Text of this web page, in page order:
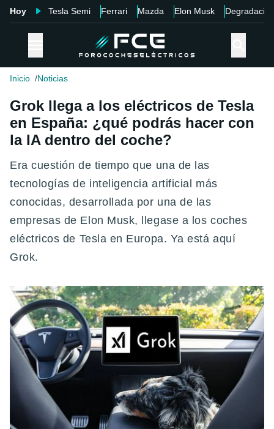
Hoy Tesla Semi Ferrari Mazda Elon Musk Degradación
Inicio Noticias
Grok llega a los eléctricos de Tesla
en España: ¿qué podrás hacer con
la IA dentro del coche?
Era cuestión de tiempo que una de las
tecnologías de inteligencia artificial más
conocidas, desarrollada por una de las
empresas de Elon Musk, llegase a los coches
eléctricos de Tesla en Europa. Ya está aquí
Grok.